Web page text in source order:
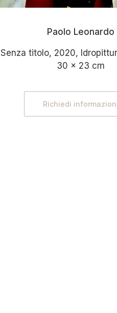
Paolo Leonardo
Senza titolo, 2020,
30 x 23 cm
Richiedi